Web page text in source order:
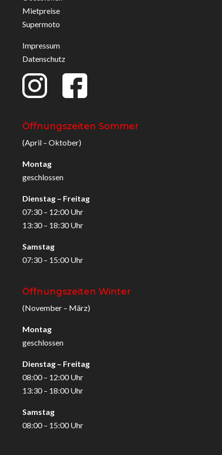
Mietpreise
Supermoto
Impressum
Datenschutz
Öffnungszeiten Sommer
(April – Oktober)
Montag
geschlossen
Dienstag – Freitag
07:30 – 12:00 Uhr
13:30 – 18:30 Uhr
Samstag
07:30 – 15:00 Uhr
Öffnungszeiten Winter
(November – März)
Montag
geschlossen
Dienstag – Freitag
08:00 – 12:00 Uhr
13:30 – 18:00 Uhr
Samstag
08:00 – 15:00 Uhr